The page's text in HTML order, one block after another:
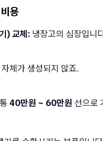
용
) 교체: 냉장고의 심장입니
체가 생성되지 않죠.
40만원 ~ 60만원 선으로